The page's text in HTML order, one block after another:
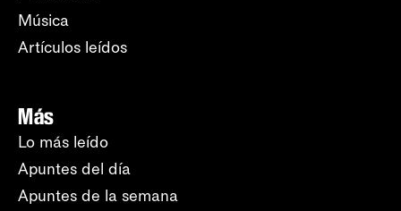
Música
Artículos leídos
Más
Lo más leído
Apuntes del día
Apuntes de la semana